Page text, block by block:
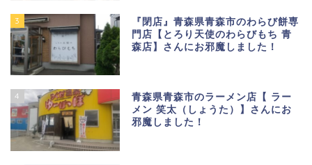
3
『閉店』青森県青森市のわらび餅専
門店【とろり天使のわらびもち 青
森店】さんにお邪魔しました！
4
青森県青森市のラーメン店【 ラー
メン 笑太（しょうた）】さんにお
邪魔しました！